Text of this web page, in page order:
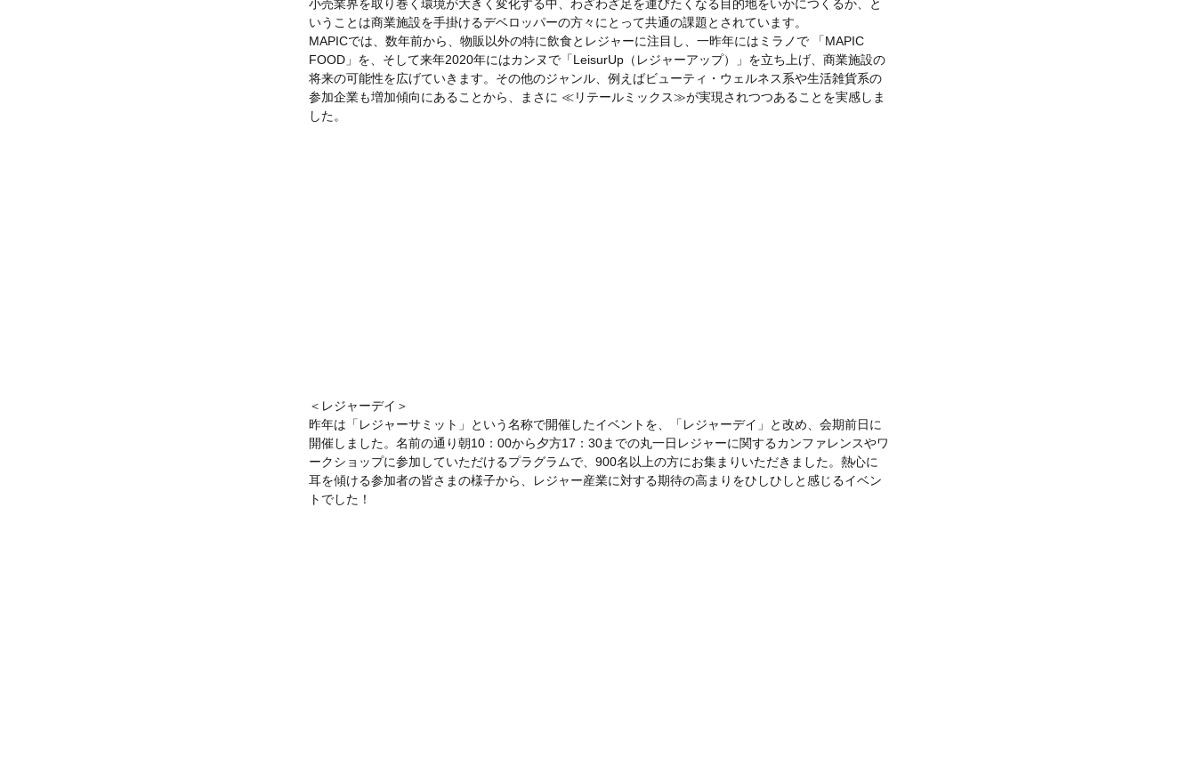
小売業界を取り巻く環境が大きく変化する中、わざわざ足を運びたくなる目的地をいかにつくるか、と
いうことは商業施設を手掛けるデベロッパーの方々にとって共通の課題とされています。
MAPICでは、数年前から、物販以外の特に飲食とレジャーに注目し、一昨年にはミラノで 「MAPIC
FOOD」を、そして来年2020年にはカンヌで「LeisurUp（レジャーアップ）」を立ち上げ、商業施設の
将来の可能性を広げていきます。その他のジャンル、例えばビューティ・ウェルネス系や生活雑貨系の
参加企業も増加傾向にあることから、まさに ≪リテールミックス≫が実現されつつあることを実感しま
した。
＜レジャーデイ＞
昨年は「レジャーサミット」という名称で開催したイベントを、「レジャーデイ」と改め、会期前日に
開催しました。名前の通り朝10：00から夕方17：30までの丸一日レジャーに関するカンファレンスやワ
ークショップに参加していただけるプラグラムで、900名以上の方にお集まりいただきました。熱心に
耳を傾ける参加者の皆さまの様子から、レジャー産業に対する期待の高まりをひしひしと感じるイベン
トでした！